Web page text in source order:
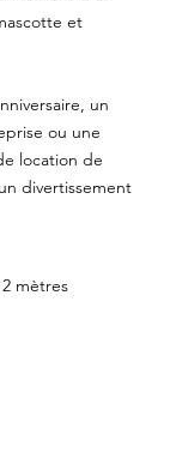
et
un
ou une
location de
divertissement
mètres